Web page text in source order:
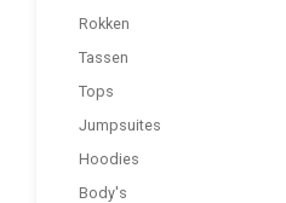
Rokken
Tassen
Tops
Jumpsuites
Hoodies
Body's